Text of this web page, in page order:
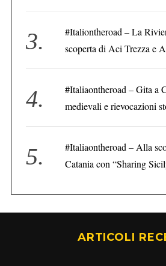
#Italiontheroad – La
scoperta di Aci Trezza e
#Italiaontheroad – Gita a
medievali e rievocazioni
#Italiaontheroad – Alla
Catania con “Sharing
ARTICOLI